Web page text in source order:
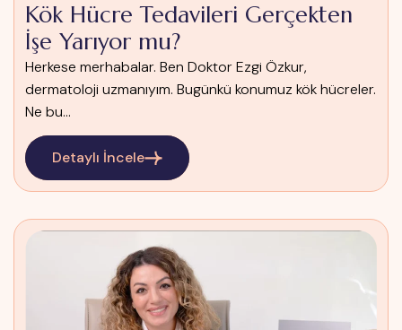
Kök Hücre Tedavileri Gerçekten
İşe Yarıyor mu?
Herkese merhabalar. Ben Doktor Ezgi Özkur,
dermatoloji uzmanıyım. Bugünkü konumuz kök hücreler.
Ne bu...
Detaylı İncele